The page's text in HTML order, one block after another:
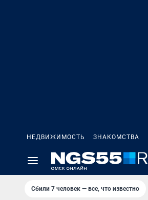
НЕДВИЖИМОСТЬ ЗНАКОМСТВА
Сбили 7 человек — все, что известно